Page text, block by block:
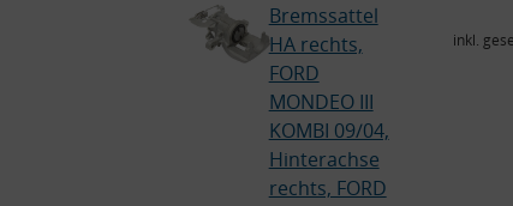
Bremssattel
HA rechts,
FORD
MONDEO III
KOMBI 09/04,
Hinterachse
rechts, FORD
inkl.